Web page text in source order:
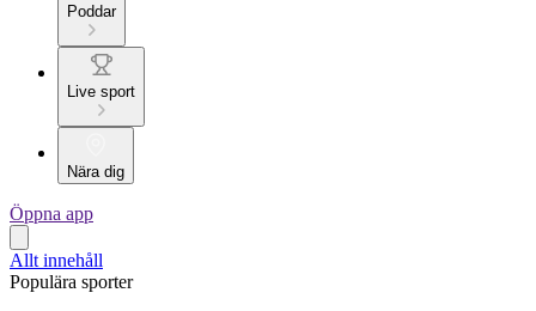
Poddar
Live sport
Nära dig
Öppna app
Allt innehåll
Populära sporter